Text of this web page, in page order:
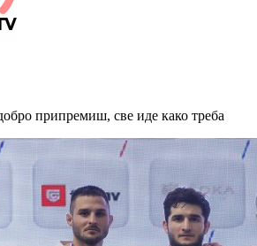
припремиш, све иде како треба